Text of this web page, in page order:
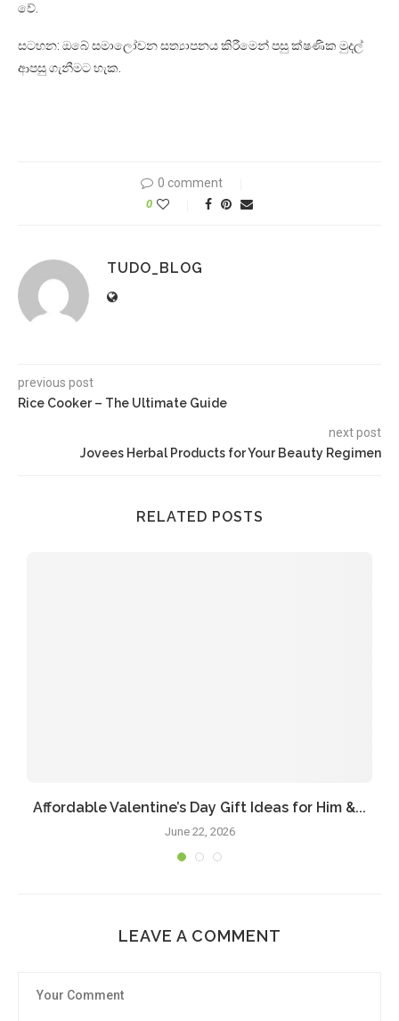
වේ.
සටහන: ඔබේ සමාලෝචන සත්‍යාපනය කිරීමෙන් පසු ක්ෂණික මුදල්
ආපසු ගැනීමට හැක.
0 comment
0
TUDO_BLOG
previous post
Rice Cooker – The Ultimate Guide
next post
Jovees Herbal Products for Your Beauty Regimen
RELATED POSTS
Affordable Valentine’s Day Gift Ideas for Him &...
June 22, 2026
LEAVE A COMMENT